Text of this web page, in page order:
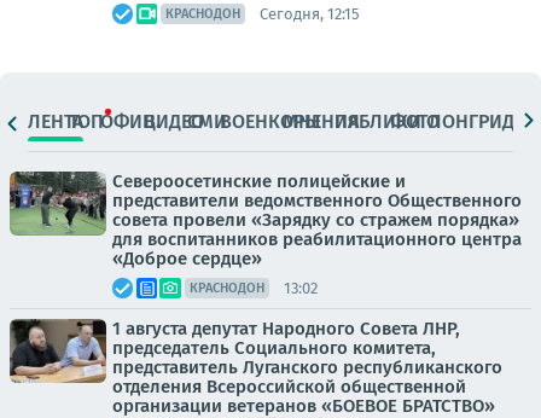
КРАСНОДОН Сегодня, 12:15
ЛЕНТАТОПОФИЦ.ВИДЕОСМИВОЕНКОРЫМНЕНИЯПАБЛИКИ
ФОТОЛОНГРИДЫ
Североосетинские полицейские и
представители ведомственного Общественного
совета провели «Зарядку со стражем порядка»
для воспитанников реабилитационного центра
«Доброе сердце»
КРАСНОДОН 13:02
1 августа депутат Народного Совета ЛНР,
председатель Социального комитета,
представитель Луганского республиканского
отделения Всероссийской общественной
организации ветеранов «БОЕВОЕ БРАТСТВО»